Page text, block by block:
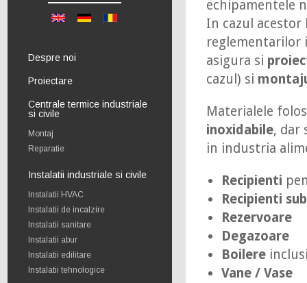
Despre noi
Proiectare
Centrale termice industriale
si civile
Montaj
Reparatie
Instalatii industriale si civile
Instalatii HVAC
Instalatii de incalzire
Instalatii sanitare
Instalatii abur
Instalatii edilitare
Instalatii tehnologice
echipamentele
In cazul acestor
reglementarilor
asigura si
cazul) si
Materialele
inoxidabile, dar
in industria
Recipienti
Recipienti
Rezervoare
Degazoare
Boilere
Vane / Vase